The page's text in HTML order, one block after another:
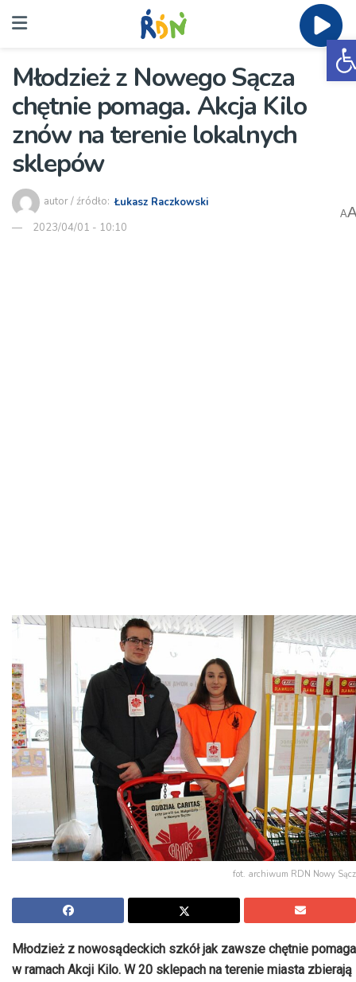
Młodzież z Nowego Sącza
chętnie pomaga. Akcja Kilo
znów na terenie lokalnych
sklepów
autor / źródło: Łukasz Raczkowski
2023/04/01 - 10:10
A
fot. archiwum RDN Nowy Sącz
Młodzież z nowosądeckich szkół jak zawsze chętnie pomaga
w ramach Akcji Kilo. W 20 sklepach na terenie miasta zbierają